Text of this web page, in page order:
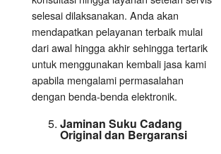
selesai dilaksanakan. Anda akan
mendapatkan pelayanan terbaik mulai
dari awal hingga akhir sehingga tertarik
untuk menggunakan kembali jasa kami
apabila mengalami permasalahan
dengan benda-benda elektronik.
Jaminan Suku Cadang
Original dan Bergaransi